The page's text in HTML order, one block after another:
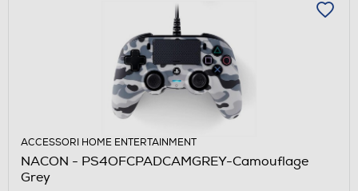
ACCESSORI HOME ENTERTAINMENT
NACON - PS4OFCPADCAMGREY-Camouflage
Grey